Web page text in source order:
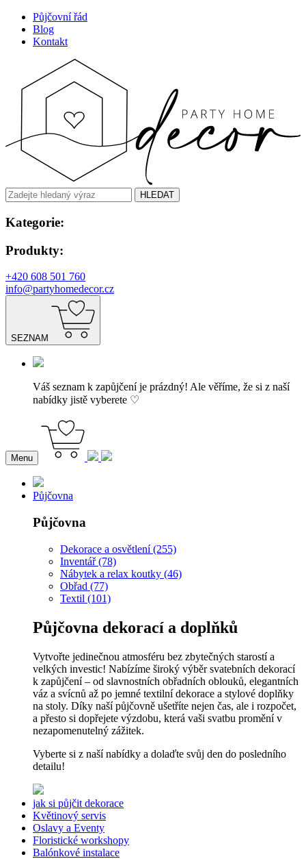
Půjčovní řád
Blog
Kontakt
HLEDAT
Kategorie:
Produkty:
+420 608 501 760
info@partyhomedecor.cz
SEZNAM
Váš seznam k zapůjčení je prázdný! Ale věříme, že si z naší
nabídky jistě vyberete ♡
Menu
Půjčovna
Půjčovna
Dekorace a osvětlení (255)
Inventář (78)
Nábytek a relax koutky (46)
Obřad (77)
Textil (101)
Půjčovna dekorací a doplňků
Vytvořte jedinečnou atmosféru bez zbytečných starostí a
velkých investic! Nabízíme široký výběr svatebních dekorací
k zapůjčení – od slavnostních obřadních oblouků, elegantních
váz a svícnů až po jemné textilní dekorace a stylové doplňky
na stoly. Díky naší půjčovně ušetříte nejen čas, ale i rozpočet,
a přesto si dopřejete výzdobu, která vaši svatbu promění v
nezapomenutelný zážitek.
Vyberte si z naší nabídky a dolaďte svůj den do posledního
detailu!
jak si půjčit dekorace
Květinový servis
Oslavy a Eventy
Floristické workshopy
Balónkové instalace